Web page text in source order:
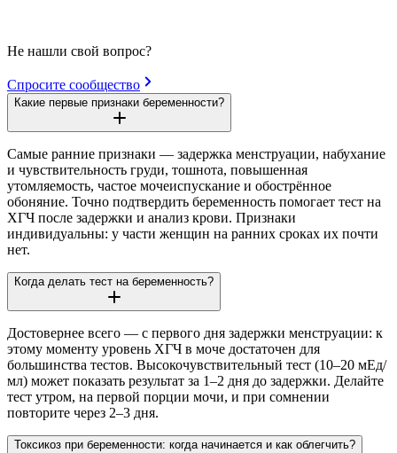
Не нашли свой вопрос?
Спросите сообщество
Какие первые признаки беременности?
Самые ранние признаки — задержка менструации, набухание
и чувствительность груди, тошнота, повышенная
утомляемость, частое мочеиспускание и обострённое
обоняние. Точно подтвердить беременность помогает тест на
ХГЧ после задержки и анализ крови. Признаки
индивидуальны: у части женщин на ранних сроках их почти
нет.
Когда делать тест на беременность?
Достовернее всего — с первого дня задержки менструации: к
этому моменту уровень ХГЧ в моче достаточен для
большинства тестов. Высокочувствительный тест (10–20 мЕд/
мл) может показать результат за 1–2 дня до задержки. Делайте
тест утром, на первой порции мочи, и при сомнении
повторите через 2–3 дня.
Токсикоз при беременности: когда начинается и как облегчить?